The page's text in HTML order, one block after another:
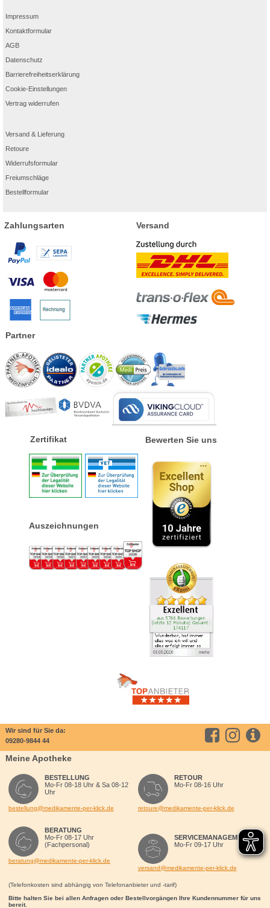
Impressum
Kontaktformular
AGB
Datenschutz
Barrierefreiheitserklärung
Cookie-Einstellungen
Vertrag widerrufen
Versand & Lieferung
Retoure
Widerrufsformular
Freiumschläge
Bestellformular
Zahlungsarten Versand
Partner
Zertifikat
Auszeichnungen
Bewerten Sie uns
Wir sind für Sie da:
09280-9844 44
Meine Apotheke
BESTELLUNG
Mo-Fr 08-18 Uhr & Sa 08-12
Uhr
bestellung@medikamente-per-klick.de
BERATUNG
Mo-Fr 08-17 Uhr
(Fachpersonal)
beratung@medikamente-per-klick.de
RETOUR
Mo-Fr 08-16 Uhr
retoure@medikamente-per-klick.de
SERVICEMANAGEMENT
Mo-Fr 09-17 Uhr
versand@medikamente-per-klick.de
(Telefonkosten sind abhängig von Telefonanbieter und -tarif)
Bitte halten Sie bei allen Anfragen oder Bestellvorgängen Ihre Kundennummer für uns
bereit.